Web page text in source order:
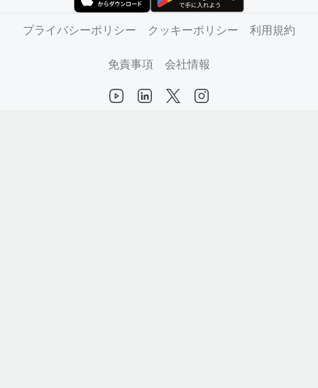
プライバシーポリシー
クッキーポリシー 利用規約
免責事項 会社情報